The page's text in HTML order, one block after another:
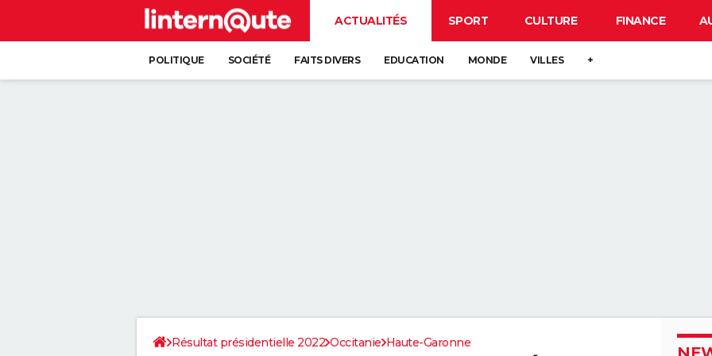
ACTUALITÉS SPORT CULTURE FINANCE
POLITIQUE SOCIÉTÉ FAITS DIVERS EDUCATION MONDE VILLES +
Résultat présidentielle 2022 Occitanie Haute-Garonne